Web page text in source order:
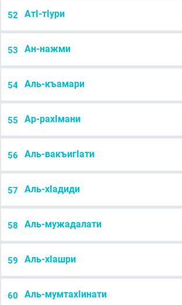
52 АтІ-тІури
53 Ан-нажми
54 Аль-къамари
55 Ар-рахІмани
56 Аль-вакъигІати
57 Аль-хІадиди
58 Аль-мужадалати
59 Аль-хІашри
60 Аль-мумтахІинати